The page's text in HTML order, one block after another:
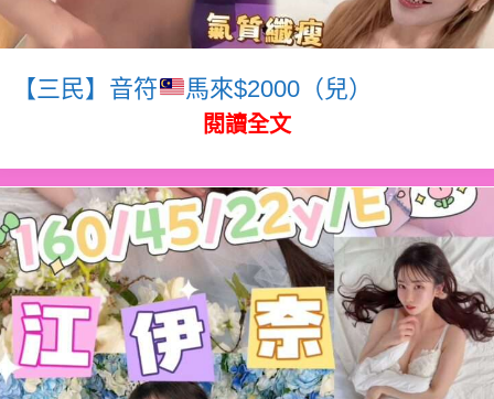
【三民】音符 馬來$2000（兒）
閱讀全文